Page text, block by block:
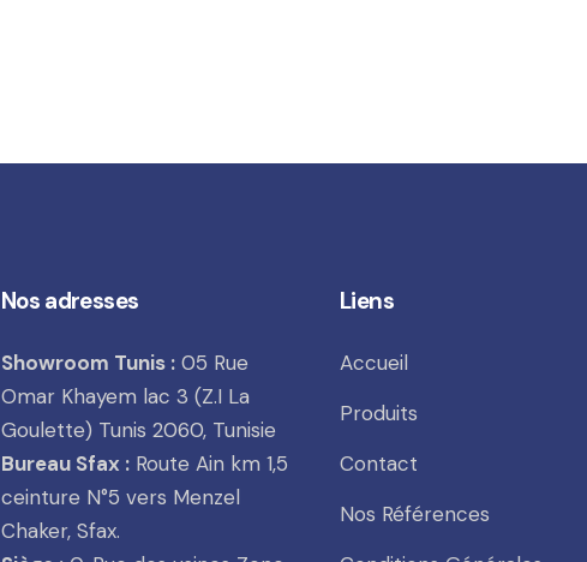
Nos adresses
Showroom Tunis :05 Rue
Omar Khayem lac 3 (Z.I La
Goulette) Tunis 2060, Tunisie
Bureau Sfax :Route Ain km 1,5
ceinture N°5 vers Menzel
Chaker, Sfax.
Liens
Accueil
Produits
Contact
Nos Références